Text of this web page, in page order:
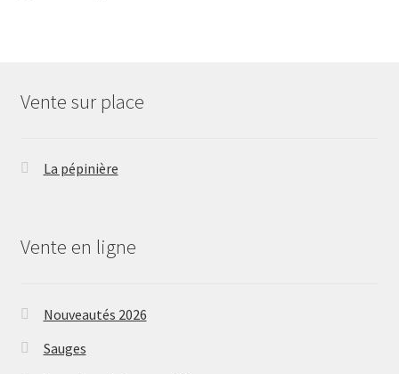
Vente sur place
La pépinière
Vente en ligne
Nouveautés 2026
Sauges